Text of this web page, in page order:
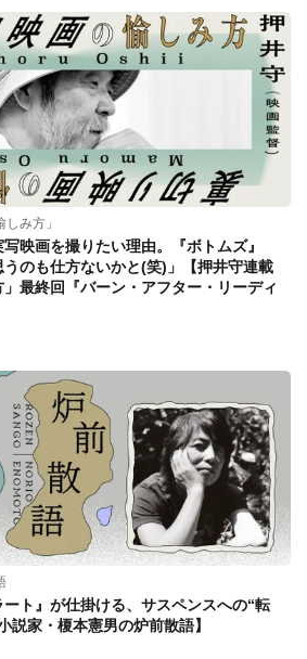
み方」
映画を撮りたい理由。『ボトムズ』
のも仕方ないかと(笑)」【押井守連載
」最終回『バーン・アフター・リーディ
ト』が仕掛ける、サスペンスへの“転
説家・榎本憲男の炉前散語】